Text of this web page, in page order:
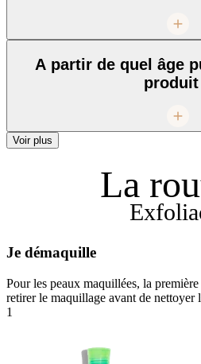
A partir de quel âge
produit
Voir plus
La
Je démaquille
Pour les peaux maquillées, la
retirer le maquillage avant de nettoyer
1